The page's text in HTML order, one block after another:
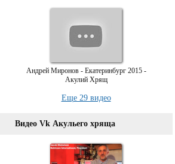
Андрей Миронов - Екатеринбург 2015 -
Акулий Хрящ
Еще 29 видео
Видео Vk Акульего хряща